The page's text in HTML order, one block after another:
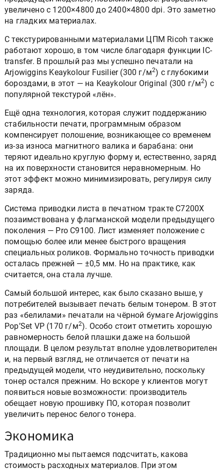
увеличено с 1200×4800 до 2400×4800 dpi. Это заметно
на гладких материалах.
С текстурированными материалами ЦПМ Ricoh также
работают хорошо, в том числе благодаря функции IC-
transfer. В прошлый раз мы успешно печатали на
Arjowiggins Keaykolour Fusilier (300 г/м2) c глубокими
бороздами, в этот — на Keaykolour Original (300 г/м2) c
популярной текстурой «лён».
Ещё одна технология, которая служит поддержанию
стабильности печати, программным образом
компенсирует полошение, возникающее со временем
из-за износа магнитного валика и барабана: они
теряют идеально круглую форму и, естественно, заряд
на их поверхности становится неравномерным. Но
этот эффект можно минимизировать, регулируя силу
заряда.
Система приводки листа в печатном тракте C7200X
позаимствована у флагманской модели предыдущего
поколения — Pro C9100. Лист изменяет положение с
помощью более или менее быстрого вращения
специальных роликов. Формально точность приводки
осталась прежней — ±0,5 мм. Но на практике, как
считается, она стала лучше.
Самый большой интерес, как было сказано выше, у
потребителей вызывает печать белым тонером. В этот
раз «белилами» печатали на чёрной бумаге Arjowiggins
Pop’Set VP (170 г/м2). Особо стоит отметить хорошую
равномерность белой плашки даже на большой
площади. В целом результат вполне удовлетворителен
и, на первый взгляд, не отличается от печати на
предыдущей модели, что неудивительно, поскольку
тонер остался прежним. Но вскоре у клиентов могут
появиться новые возможности: производитель
обещает новую прошивку ПО, которая позволит
увеличить перенос белого тонера.
Экономика
Традиционно мы пытаемся подсчитать, какова
стоимость расходных материалов. При этом